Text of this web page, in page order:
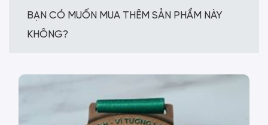
BẠN CÓ MUỐN MUA THÊM SẢN PHẨM NÀY
KHÔNG?